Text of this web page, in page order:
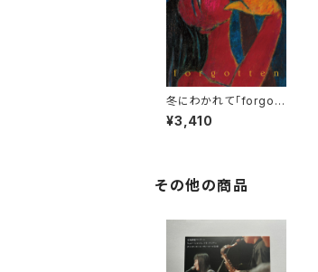
冬にわかれて「forgott
en」【CD】
¥3,410
その他の商品